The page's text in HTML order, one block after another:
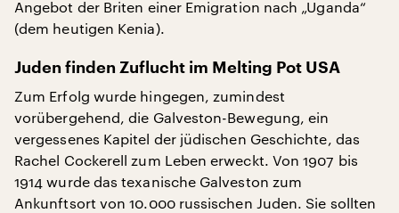
Angebot der Briten einer Emigration nach „Uganda“
(dem heutigen Kenia).
Juden finden Zuflucht im Melting Pot USA
Zum Erfolg wurde hingegen, zumindest
vorübergehend, die Galveston-Bewegung, ein
vergessenes Kapitel der jüdischen Geschichte, das
Rachel Cockerell zum Leben erweckt. Von 1907 bis
1914 wurde das texanische Galveston zum
Ankunftsort von 10.000 russischen Juden. Sie sollten